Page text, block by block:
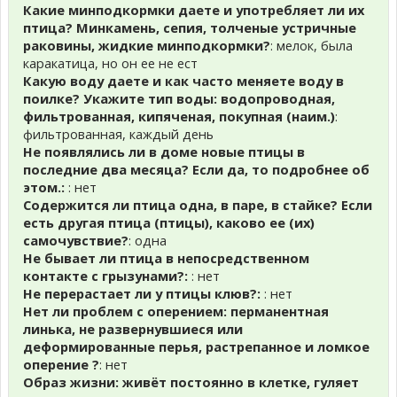
Какие минподкормки даете и употребляет ли их
птица? Минкамень, сепия, толченые устричные
раковины, жидкие минподкормки?: мелок, была
каракатица, но он ее не ест
Какую воду даете и как часто меняете воду в
поилке? Укажите тип воды: водопроводная,
фильтрованная, кипяченая, покупная (наим.):
фильтрованная, каждый день
Не появлялись ли в доме новые птицы в
последние два месяца? Если да, то подробнее об
этом.: : нет
Содержится ли птица одна, в паре, в стайке? Если
есть другая птица (птицы), каково ее (их)
самочувствие?: одна
Не бывает ли птица в непосредственном
контакте с грызунами?: : нет
Не перерастает ли у птицы клюв?: : нет
Нет ли проблем с оперением: перманентная
линька, не развернувшиеся или
деформированные перья, растрепанное и ломкое
оперение ?: нет
Образ жизни: живёт постоянно в клетке, гуляет